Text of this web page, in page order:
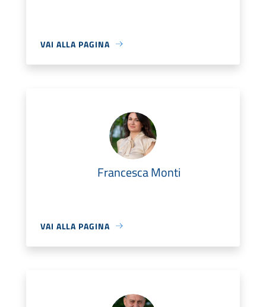
VAI ALLA PAGINA
Francesca Monti
VAI ALLA PAGINA